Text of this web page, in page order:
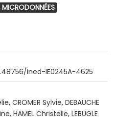
ined-IE0245A-4625
CROMER Sylvie, DEBAUCHE
HAMEL Christelle, LEBUGLE